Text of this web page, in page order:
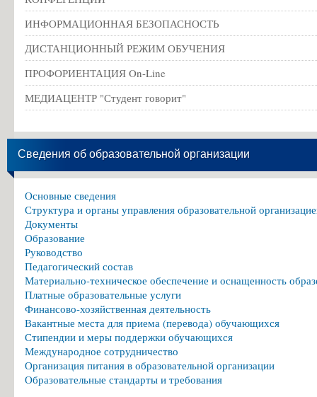
ИНФОРМАЦИОННАЯ БЕЗОПАСНОСТЬ
ДИСТАНЦИОННЫЙ РЕЖИМ ОБУЧЕНИЯ
ПРОФОРИЕНТАЦИЯ On-Line
МЕДИАЦЕНТР "Студент говорит"
Сведения об образовательной организации
Основные сведения
Структура и органы управления образовательной
Документы
Образование
Руководство
Педагогический состав
Материально-техническое обеспечение и оснащенность
Платные образовательные услуги
Финансово-хозяйственная деятельность
Вакантные места для приема (перевода) обучающихся
Стипендии и меры поддержки обучающихся
Международное сотрудничество
Организация питания в образовательной организации
Образовательные стандарты и требования